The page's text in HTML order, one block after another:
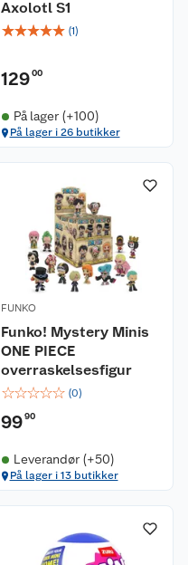
Axolotl S1
☆☆☆☆☆ (1)
12900
På lager (+100)
På lager i 26 butikker
FUNKO
Funko! Mystery Minis
ONE PIECE
overraskelsesfigur
☆☆☆☆☆ (0)
9990
Leverandør (+50)
På lager i 13 butikker